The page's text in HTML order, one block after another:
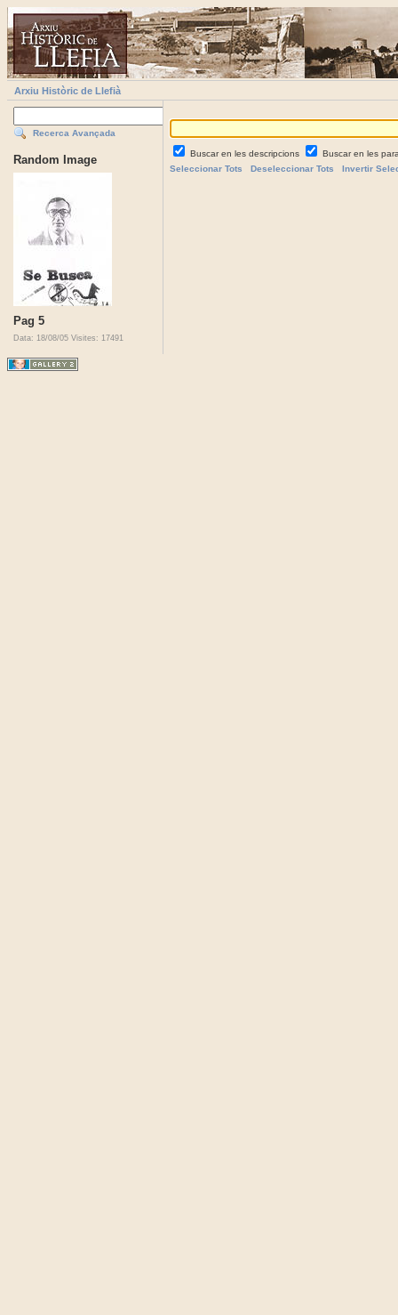
Arxiu Històric de Llefià
Recerca Avançada
Random Image
Pag 5
Data: 18/08/05 Visites: 17491
Buscar en les descripcions
Buscar en les
Seleccionar Tots
Deseleccionar Tots Invertir